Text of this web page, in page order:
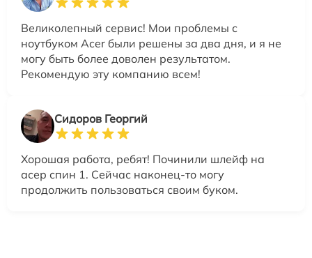
Великолепный сервис! Мои проблемы с
ноутбуком Acer были решены за два дня, и я не
могу быть более доволен результатом.
Рекомендую эту компанию всем!
Сидоров Георгий
Хорошая работа, ребят! Починили шлейф на
асер спин 1. Сейчас наконец-то могу
продолжить пользоваться своим буком.